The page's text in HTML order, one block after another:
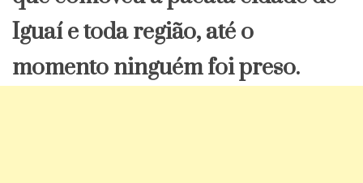
Iguaí e toda região, até o
momento ninguém foi preso.